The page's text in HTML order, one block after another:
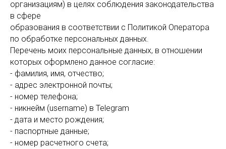
организациям) в целях соблюдения законодательства
в сфере
образования в соответствии с Политикой Оператора
по обработке персональных данных.
Перечень моих персональные данных, в отношении
которых оформлено данное согласие:
- фамилия, имя, отчество;
- адрес электронной почты;
- номер телефона;
- никнейм (username) в Telegram
- дата и место рождения;
- паспортные данные;
- номер расчетного счета;